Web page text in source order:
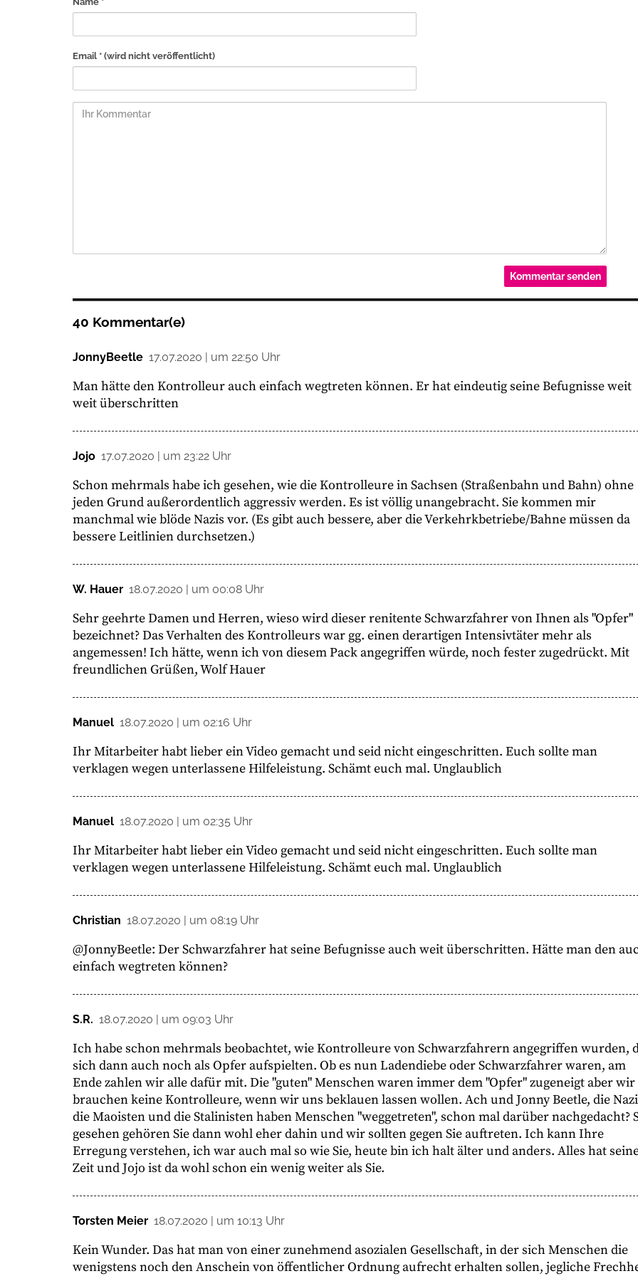
Email * (wird nicht veröffentlicht)
40 Kommentar(e)
JonnyBeetle 17.07.2020 | um 22:50 Uhr
Man hätte den Kontrolleur auch einfach wegtreten können. Er hat eindeutig seine Befugnisse weit
weit überschritten
Jojo 17.07.2020 | um 23:22 Uhr
Schon mehrmals habe ich gesehen, wie die Kontrolleure in Sachsen (Straßenbahn und Bahn) ohne
jeden Grund außerordentlich aggressiv werden. Es ist völlig unangebracht. Sie kommen mir
manchmal wie blöde Nazis vor. (Es gibt auch bessere, aber die Verkehrkbetriebe/Bahne müssen da
bessere Leitlinien durchsetzen.)
W. Hauer 18.07.2020 | um 00:08 Uhr
Sehr geehrte Damen und Herren, wieso wird dieser renitente Schwarzfahrer von Ihnen als "Opfer"
bezeichnet? Das Verhalten des Kontrolleurs war gg. einen derartigen Intensivtäter mehr als
angemessen! Ich hätte, wenn ich von diesem Pack angegriffen würde, noch fester zugedrückt. Mit
freundlichen Grüßen, Wolf Hauer
Manuel 18.07.2020 | um 02:16 Uhr
Ihr Mitarbeiter habt lieber ein Video gemacht und seid nicht eingeschritten. Euch sollte man
verklagen wegen unterlassene Hilfeleistung. Schämt euch mal. Unglaublich
Manuel 18.07.2020 | um 02:35 Uhr
Ihr Mitarbeiter habt lieber ein Video gemacht und seid nicht eingeschritten. Euch sollte man
verklagen wegen unterlassene Hilfeleistung. Schämt euch mal. Unglaublich
Christian 18.07.2020 | um 08:19 Uhr
@JonnyBeetle: Der Schwarzfahrer hat seine Befugnisse auch weit überschritten. Hätte man den
einfach wegtreten können?
S.R. 18.07.2020 | um 09:03 Uhr
Ich habe schon mehrmals beobachtet, wie Kontrolleure von Schwarzfahrern angegriffen wurden,
sich dann auch noch als Opfer aufspielten. Ob es nun Ladendiebe oder Schwarzfahrer waren, am
Ende zahlen wir alle dafür mit. Die "guten" Menschen waren immer dem "Opfer" zugeneigt aber wir
brauchen keine Kontrolleure, wenn wir uns beklauen lassen wollen. Ach und Jonny Beetle, die
die Maoisten und die Stalinisten haben Menschen "weggetreten", schon mal darüber nachgedacht?
gesehen gehören Sie dann wohl eher dahin und wir sollten gegen Sie auftreten. Ich kann Ihre
Erregung verstehen, ich war auch mal so wie Sie, heute bin ich halt älter und anders. Alles hat
Zeit und Jojo ist da wohl schon ein wenig weiter als Sie.
Torsten Meier 18.07.2020 | um 10:13 Uhr
Kein Wunder. Das hat man von einer zunehmend asozialen Gesellschaft, in der sich Menschen die
wenigstens noch den Anschein von öffentlicher Ordnung aufrecht erhalten sollen, jegliche